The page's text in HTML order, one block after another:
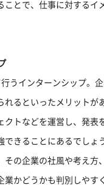
ことで、仕事に対するイ
うインターンシップ。
れるといったメリットが
クトなどを運営し、発表
きることにあるでしょ
の企業の社風や考え方
かどうかも判別しやす